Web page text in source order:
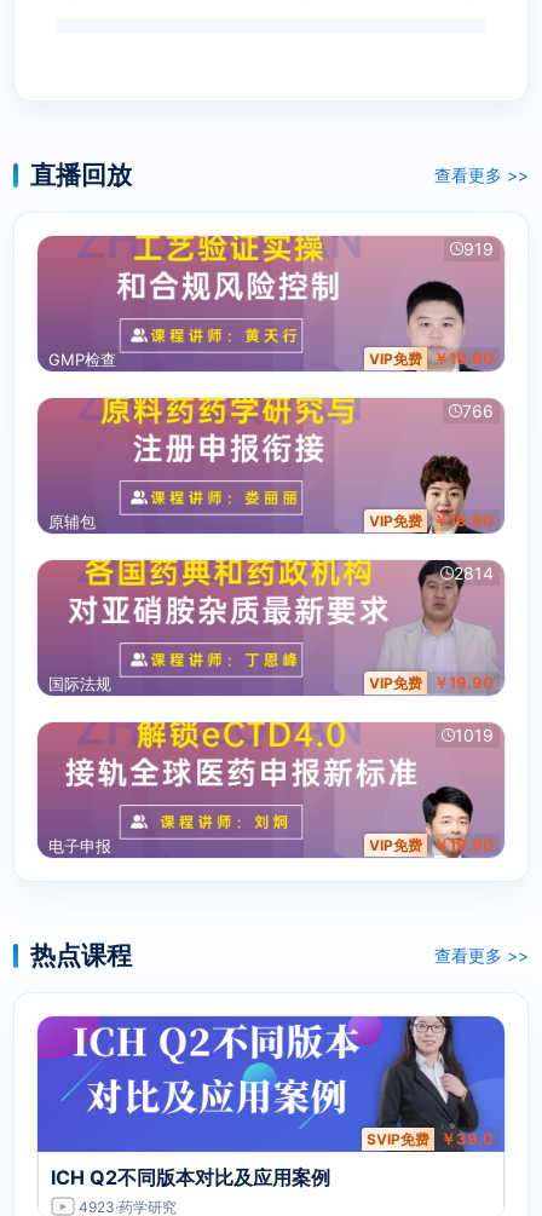
直播回放 查看更多 >>
GMP检查
919
VIP免费 ￥19.90
原辅包
766
VIP免费 ￥19.90
国际法规
2814
VIP免费 ￥19.90
电子申报
1019
VIP免费 ￥19.90
热点课程 查看更多 >>
SVIP免费 ￥39.0
ICH Q2不同版本对比及应用案例
4923·药学研究